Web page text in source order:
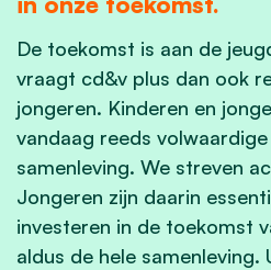
De toekomst is aan de
vraagt cd&v plus dan ook
jongeren. Kinderen en
vandaag reeds
samenleving. We streven
Jongeren zijn daarin
investeren in de toekomst
aldus de hele